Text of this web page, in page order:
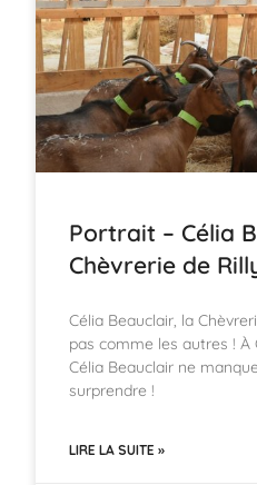
Portrait – Célia
Chèvrerie de
Célia Beauclair, la
pas comme les autres ! À
Célia Beauclair ne
surprendre !
LIRE LA SUITE »